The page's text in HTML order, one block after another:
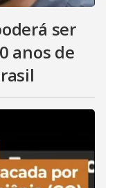
ser
anos de